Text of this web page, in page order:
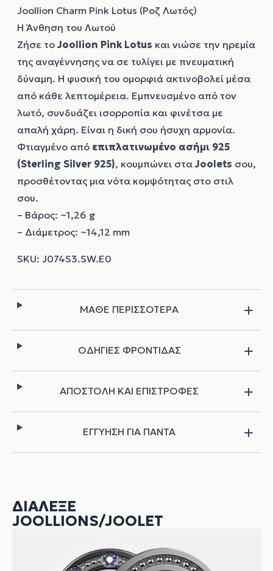
Joollion Charm Pink Lotus (Ροζ Λωτός)
Η Άνθηση του Λωτού
Ζήσε τοJoollion Pink Lotus και νιώσε την ηρεμία
της αναγέννησης να σε τυλίγει με πνευματική
δύναμη. Η φυσική του ομορφιά ακτινοβολεί μέσα
από κάθε λεπτομέρεια. Εμπνευσμένο από τον
λωτό, συνδυάζει ισορροπία και φινέτσα με
απαλή χάρη. Είναι η δική σου ήσυχη αρμονία.
Φτιαγμένο από επιπλατινωμένο ασήμι 925
(Sterling Silver 925), κουμπώνει σταJoolets σου,
προσθέτοντας μια νότα κομψότητας στο στιλ
σου.
– Βάρος: ~1,26 g
– Διάμετρος: ~14,12 mm
ΜΑΘΕ ΠΕΡΙΣΣΟΤΕΡΑ
ΟΔΗΓΙΕΣ ΦΡΟΝΤΙΔΑΣ
ΑΠΟΣΤΟΛΗ ΚΑΙ ΕΠΙΣΤΡΟΦΕΣ
ΕΓΓΥΗΣΗ ΓΙΑ ΠΑΝΤΑ
ΔΙΆΛΕΞΕ
JOOLLIONS/JOOLET